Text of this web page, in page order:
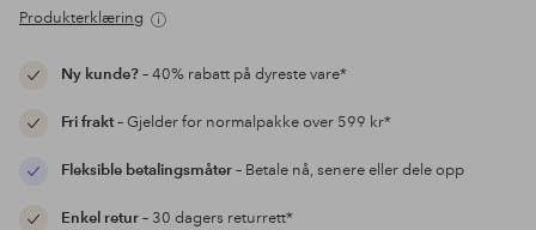
Produkterklæring
Ny kunde?– 40% rabatt på dyreste vare*
Fri frakt– Gjelder for normalpakke over 599 kr*
Fleksible betalingsmåter– Betale nå, senere eller dele opp
Enkel retur– 30 dagers returrett*